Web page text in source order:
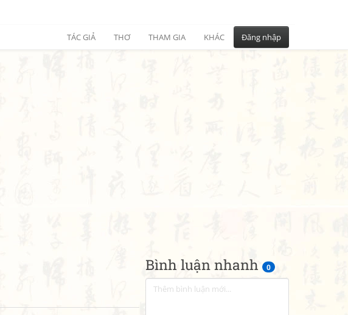
TÁC GIẢ THƠ THAM GIA KHÁC Đăng nhập
Bình luận nhanh 0